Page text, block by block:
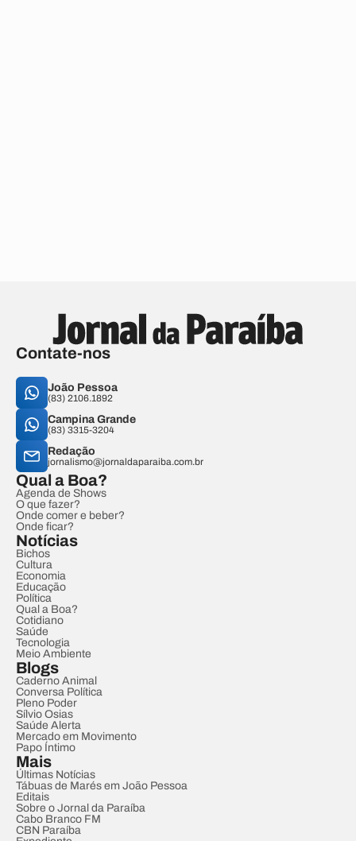
Contate-nos
João Pessoa
(83) 2106.1892
Campina Grande
(83) 3315-3204
Redação
jornalismo@jornaldaparaiba.com.br
Qual a Boa?
Agenda de Shows
O que fazer?
Onde comer e beber?
Onde ficar?
Notícias
Bichos
Cultura
Economia
Educação
Política
Qual a Boa?
Cotidiano
Saúde
Tecnologia
Meio Ambiente
Blogs
Caderno Animal
Conversa Política
Pleno Poder
Sílvio Osias
Saúde Alerta
Mercado em Movimento
Papo Íntimo
Mais
Últimas Notícias
Tábuas de Marés em João Pessoa
Editais
Sobre o Jornal da Paraíba
Cabo Branco FM
CBN Paraíba